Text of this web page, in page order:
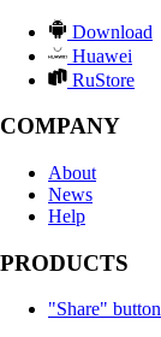
Download
Huawei
RuStore
COMPANY
About
News
Help
PRODUCTS
"Share" button